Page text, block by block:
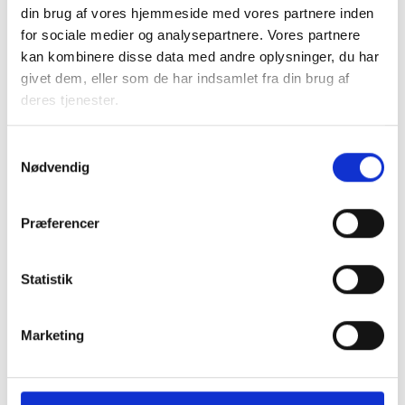
din brug af vores hjemmeside med vores partnere inden
for sociale medier og analysepartnere. Vores partnere
kan kombinere disse data med andre oplysninger, du har
givet dem, eller som de har indsamlet fra din brug af
deres tjenester.
Nødvendig
Præferencer
Statistik
Marketing
intelligens i arbejdet.
AI-
guide
Skabelon til
ESG-rapport
ESG
målepunkter